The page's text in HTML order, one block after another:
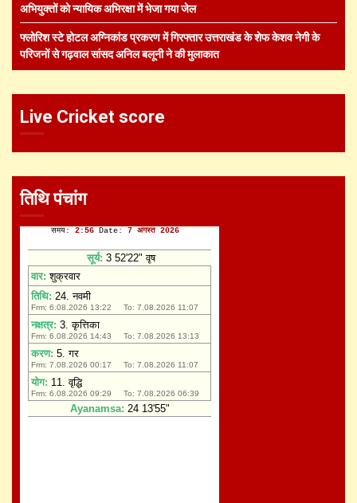
अभियुक्तों को न्यायिक अभिरक्षा में भेजा गया जेल
फ्लोरिश स्टे होटल अग्निकांड प्रकरण में गिरफ्तार उत्तराखंड के शेफ केशव नेगी के
परिजनों से गढ़वाल सांसद अनिल बलूनी ने की मुलाकात
Live Cricket score
तिथि पंचांग